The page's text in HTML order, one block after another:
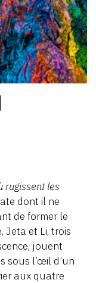
rugissent les
dont il ne
de former le
Jeta et Li, trois
jouent
sous l’œil d’un
aux quatre